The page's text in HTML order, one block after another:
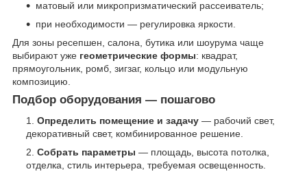
матовый или микропризматический рассеиватель;
при необходимости — регулировка яркости.
Для зоны ресепшен, салона, бутика или шоурума чаще
выбирают уже геометрические формы: квадрат,
прямоугольник, ромб, зигзаг, кольцо или модульную
композицию.
Подбор оборудования — пошагово
Определить помещение и задачу — рабочий свет,
декоративный свет, комбинированное решение.
Собрать параметры — площадь, высота потолка,
отделка, стиль интерьера, требуемая освещенность.